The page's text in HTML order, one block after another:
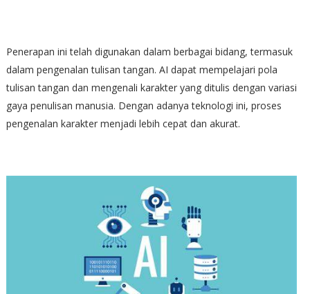
Penerapan ini telah digunakan dalam berbagai bidang, termasuk
dalam pengenalan tulisan tangan. AI dapat mempelajari pola
tulisan tangan dan mengenali karakter yang ditulis dengan variasi
gaya penulisan manusia. Dengan adanya teknologi ini, proses
pengenalan karakter menjadi lebih cepat dan akurat.